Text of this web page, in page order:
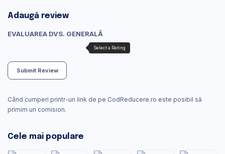
Adaugă review
EVALUAREA DVS. GENERALĂ
Submit Review
Când cumperi printr-un link de pe CodReducere.ro este posibil să
primim un comision.
Cele mai populare